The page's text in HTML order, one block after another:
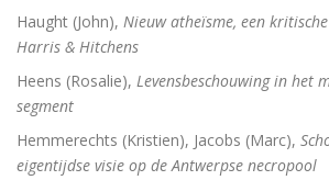
Herinneringen aan Socrates
Wakend over God
Martin Luther
Haught (John), Nieuw atheïsme, een
Harris & Hitchens
Heens (Rosalie), Levensbeschouwing in het
segment
Hemmerechts (Kristien), Jacobs (Marc),
eigentijdse visie op de Antwerpse necropool